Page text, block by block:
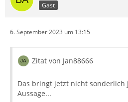
Gast
6. September 2023 um 13:15
Zitat von Jan88666
Das bringt jetzt nicht sonderlich
Aussage...